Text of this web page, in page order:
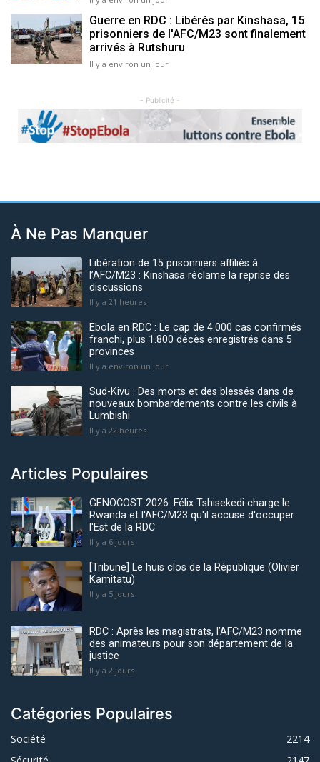
Guerre en RDC : Libérés par Kinshasa, 15
prisonniers de l'AFC/M23 sont finalement
arrivés à Rutshuru
Il y a environ un jour
- Publicité -
Previous Next
À Ne Pas Manquer
Libération de 15 prisonniers affiliés à
l’AFC/M23 : Kinshasa réclame la reprise des
discussions
Il y a 21 heures
Ebola en RDC : Le cap de 4.000 cas confirmés
franchi, plus 1.800 décès enregistrés dans 5
provinces
Il y a environ un jour
Sud-Kivu : Des morts et des blessés dans de
nouveaux bombardements contre les civils à
Lumbishi
Il y a 22 heures
Articles Populaires
GENOCOST 2026: Félix Tshisekedi charge le
Rwanda et l'AFC/M23 qu'il accuse d'occuper
l'Est de la RDC
Il y a 6 jours
[Tribune] Le huis clos de la République (Olivier
Kamitatu)
Il y a 5 jours
RDC : Après les magistrats, l’AFC/M23 nomme
des animateurs pour son département de la
justice
Il y a 2 jours
Catégories Populaires
Société
2214